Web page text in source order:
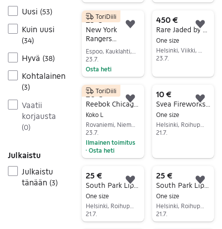
Uusi (53)
Kuin uusi
(34)
Hyvä (38)
Kohtalainen
(3)
Vaatii
korjausta
(0)
Julkaistu
Julkaistu
tänään (3)
25 €
New York
Rangers
kaulahuivi
23.7.
Osta heti
ToriDiili
Lisää suosikiksi.
450 €
One size
23.7.
20 €
Koko L
23.7.
Ilmainen toimitus
• Osta heti
ToriDiili
Lisää suosikiksi.
10 €
One size
Helsinki, Roihupellon teollisuusalue, Uusimaa
21.7.
25 €
One size
21.7.
Lisää suosikiksi.
25 €
South Park Lippis
One size
Helsinki, Roihupellon teollisuusalue, Uusimaa
21.7.